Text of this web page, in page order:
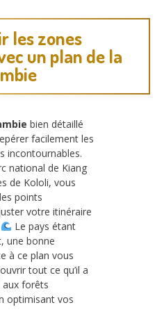
les zones
un plan de la
bien détaillé
facilement les
incontournables.
national de Kiang
de Kololi, vous
points
votre itinéraire
Le pays étant
une bonne
à ce plan vous
tout ce qu’il a
forêts
optimisant vos